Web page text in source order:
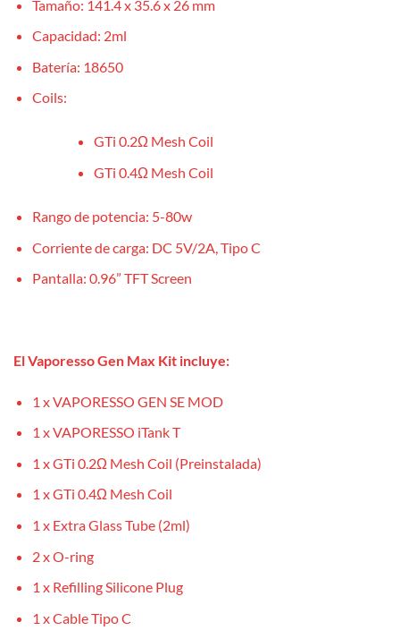
Tamaño: 141.4 x 35.6 x 26 mm
Capacidad: 2ml
Batería: 18650
Coils:
GTi 0.2Ω Mesh Coil
GTi 0.4Ω Mesh Coil
Rango de potencia: 5-80w
Corriente de carga: DC 5V/2A, Tipo C
Pantalla: 0.96” TFT Screen
El Vaporesso Gen Max Kit incluye:
1 x VAPORESSO GEN SE MOD
1 x VAPORESSO iTank T
1 x GTi 0.2Ω Mesh Coil (Preinstalada)
1 x GTi 0.4Ω Mesh Coil
1 x Extra Glass Tube (2ml)
2 x O-ring
1 x Refilling Silicone Plug
1 x Cable Tipo C